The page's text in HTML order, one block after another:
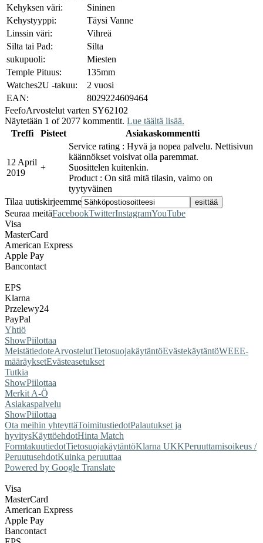
Kehyksen väri:
Sininen
Kehystyyppi:
Täysi Vanne
Linssin väri:
Vihreä
Silta tai Pad:
Silta
sukupuoli:
Miesten
Temple Pituus:
135mm
Watches2U -takuu:
2 vuosi
EAN:
8029224609464
FeefoArvostelut varten SY62102
Näytetään 1 of 2077 kommentit. Lue täältä lisää.
Treffi
Pisteet Asiakaskommentti
12 April
2019
+
Service rating : Hyvä ja nopea palvelu. Nettisivun
käännökset voisivat olla paremmat.
Suosittelen kuitenkin.
Product : On sitä mitä tilasin, vaimo on
tyytyväinen
Tilaa uutiskirjeemme
Seuraa meitäFacebookTwitterInstagramYouTube
Visa
MasterCard
American Express
Apple Pay
Bancontact
EPS
Klarna
Przelewy24
PayPal
Yhtiö
ShowPiilottaa
MeistätiedoteArvostelutTietosuojakäytäntöEvästekäytäntöWEEE-
määräyksetEvästeasetukset
Tutkia
ShowPiilottaa
Merkit A-Ö
Asiakaspalvelu
ShowPiilottaa
Ota meihin yhteyttäToimitustiedotPalautukset ja
hyvitysKäyttöehdotHinta Match
FormtakuutiedotTietosuojakäytäntöKlarna UKKPeruuttamisoikeus /
PeruutusehdotKuinka peruuttaa
Powered by Google Translate
Visa
MasterCard
American Express
Apple Pay
Bancontact